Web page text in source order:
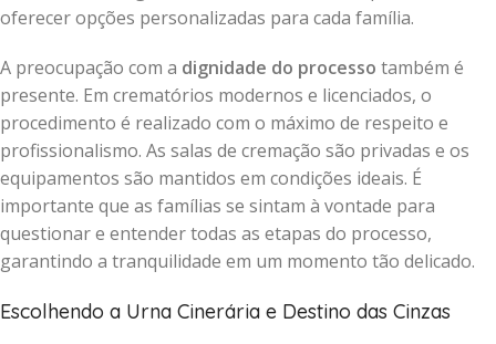
oferecer opções personalizadas para cada família.
A preocupação com a dignidade do processo também é
presente. Em crematórios modernos e licenciados, o
procedimento é realizado com o máximo de respeito e
profissionalismo. As salas de cremação são privadas e os
equipamentos são mantidos em condições ideais. É
importante que as famílias se sintam à vontade para
questionar e entender todas as etapas do processo,
garantindo a tranquilidade em um momento tão delicado.
Escolhendo a Urna Cinerária e Destino das Cinzas